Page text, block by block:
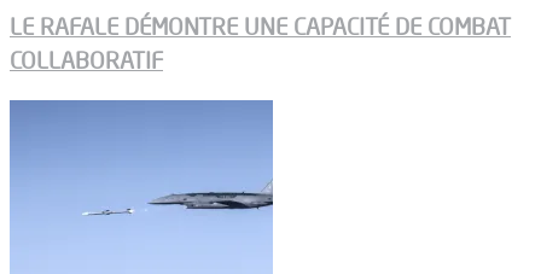
LE RAFALE DÉMONTRE UNE CAPACITÉ DE COMBAT
COLLABORATIF